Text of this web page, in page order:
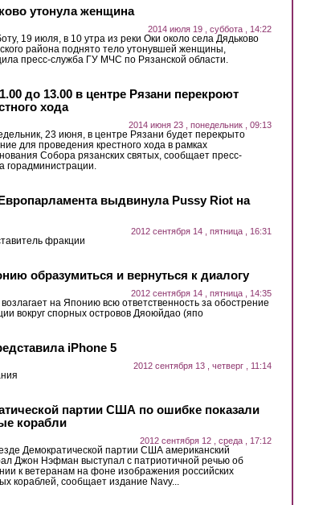
утонула женщина
2014 июля 19 , суббота , 14:22
19 июля, в 10 утра из реки Оки около села Дядьково
района поднято тело утонувшей женщины,
пресс-служба ГУ МЧС по Рязанской области.
до 13.00 в центре Рязани перекроют
хода
2014 июня 23 , понедельник , 09:13
23 июня, в центре Рязани будет перекрыто
для проведения крестного хода в рамках
Собора рязанских святых, сообщает пресс-
горадминистрации.
выдвинула Pussy Riot на
2012 сентября 14 , пятница , 16:31
фракции
образумиться и вернуться к диалогу
2012 сентября 14 , пятница , 14:35
возлагает на Японию всю ответственность за обострение
вокруг спорных островов Дяоюйдао (япо
iPhone 5
2012 сентября 13 , четверг , 11:14
партии США по ошибке показали
корабли
2012 сентября 12 , среда , 17:12
Демократической партии США американский
Джон Нэфман выступал с патриотичной речью об
к ветеранам на фоне изображения российских
кораблей, сообщает издание Navy...